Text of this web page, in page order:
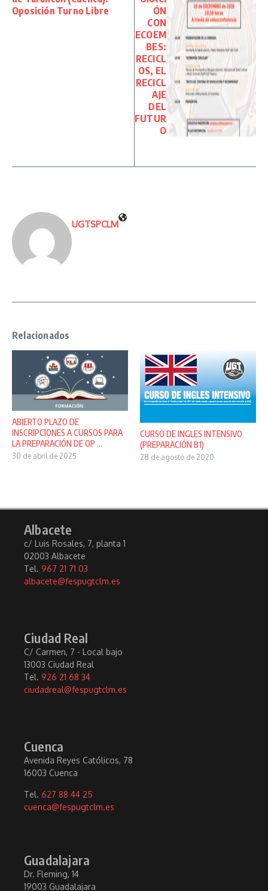
Oposición Turno Libre
ÓN
CON
ECOEM
BES:
RECICL
OS, EL
RECICL
AJE
DEL
FUTUR
O
UGTSPCLM
Relacionados
ABIERTO PLAZO DE
INSCRIPCIONES A CURSOS PARA
LA PREPARACIÓN DE OP ...
30 de abril de 2025
CURSO DE INGLES INTENSIVO
(PREPARACIÓN B1)
28 de agosto de 2020
Albacete
c/ Luis Rosales, 7, planta 1
02003 Albacete
Tel. 967 21 71 03
albacete@fespugtclm.es
Ciudad Real
C/ Carmen, 7 - Local bajo
13003 Ciudad Real
Tel. 926 21 68 34
ciudadreal@fespugtclm.es
Cuenca
Avenida Reyes Católicos, 78
16003 Cuenca
Tel. 627 88 44 25
cuenca@fespugtclm.es
Guadalajara
Dr. Fleming, 14
19003 Guadalajara